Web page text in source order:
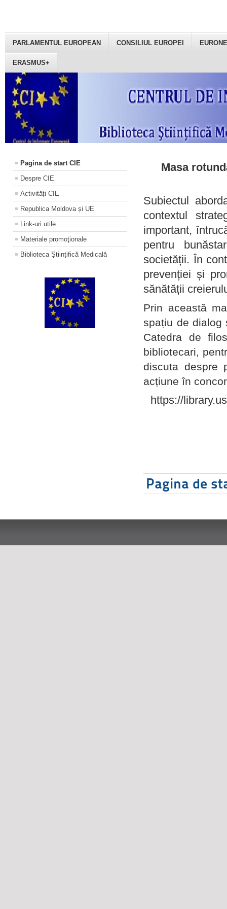
PARLAMENTUL EUROPEAN CONSILIUL EUROPEI
ERASMUS+
Pagina de start CIE
Despre CIE
Activități CIE
Republica Moldova și UE
Link-uri utile
Materiale promoţionale
Biblioteca Științifică Medicală
Masa
Subiectul
contextul
important,
pentru
societății. În
prevenției și
sănătății
Prin această
spațiu de dialog
Catedra de
bibliotecari,
discuta despre
acțiune în
https://
Pagina de